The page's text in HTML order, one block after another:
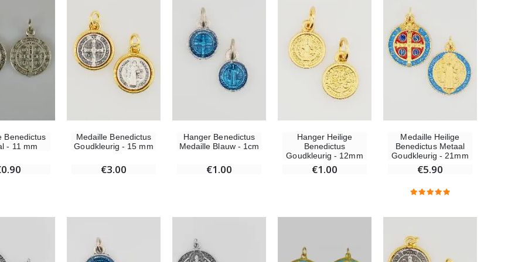
Benedictus
- 11 mm
Medaille Benedictus
Goudkleurig - 15 mm
€3.00
Hanger Benedictus
Medaille Blauw - 1cm
€1.00
Hanger Heilige
Benedictus
Goudkleurig - 12mm
€1.00
Medaille Heilige
Benedictus Metaal
Goudkleurig - 21mm
€5.90
-10%
Beeld Maria Wonderdadige Verlicht
€15.00 €13.50
€21.90
€12.90
Lourdes Water 1 liter
€19.92
Een Noveenkaars Laten Branden in Lourdes
€15.00 €12.00
€7.90
-10%
€15.00 €13.50
€21.90
€12.90